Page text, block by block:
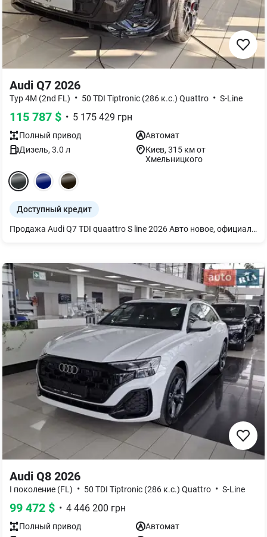
Audi Q7 2026
Typ 4M (2nd FL) • 50 TDI Tiptronic (286 к.с.) Quattro • S-Line
115 787 $ • 5 175 429 грн
Полный привод
Автомат
Дизель, 3.0 л Киев, 315 км от
Хмельницкого
Доступный кредит
Продажа Audi Q7 TDI quaattro S line 2026 Авто новое, официальное Код авто: 398495 ОСНОВНЫЕ ХАРАКТЕРИСТИКИ Цвет кузова: Черный Mythosschwarz Metallic Салон: кожа Valcona, черный серая скала Покров: ткань Панель приборов: черная Декор салона: Карбон Кузов: SUV Двигатель: дизельный MHEV Объем двигателя: 3.0 л Мощность: 286 л.с. Крутящий момент: 600 Нм Привод: полный quattro КПП: 8-ст. Tiptronic Разгон 0–100 км/ч: ~6.1 с Макс. скорость: 241 км/ч Тип топлива: дизель Расход по WLTP: ~7.5 л/100 км Год производства: 2026 Количество мест: 5 ДИНАМИКА И ШАССИ - quattro с самоблокирующимся меж осевым дифференциалом - Audi drive select - Адаптивная пневмоподвеска - Полноценное шасси - Ассистент удержания на линии - Система Start-Stop - Электромеханический усилитель руля СВЕТ И ЭКСТЕРЬЕР - LED матричные фары с лазером - Задние фонари светодиодные OLED - Спортивный пакет S line - Тормозные суппорты красные - Пакет оптический черный plus - Светодиодное освещение зоны посадки - Адаптивные стеклоочистители - Диски черные 6Y-спиц 9,5Jx21, шины 285/40 R21 САЛОН И КОМФОРТ - Спортивные сиденья S line - Вентиляция и массаж передних сидений - Подогрев передних и задних сидений - Руль с подогревом - 4-зонный климат-контроль - Комфортный ключ - Подсветка салона ambient plus - Подлокотники в искусственной коже - Сервопривод закрытия дверей - Рулевая колонка с электроприводом - Солнцезащитные козырьки двойные - Передние сиденья с памятью - Безключевой доступ - Стекло с шумоизоляцией - Панорамная крыша МУЛЬТИМЕДИА И ТЕХНОЛОГИИ - Audi virtual cockpit plus - MMI Navigation plus - Bluetooth интерфейс - Audi smartphone interface - Аудиосистема Bang & Olufsen Premium - Беспроводная зарядка телефона АССИСТЕНТЫ И БЕЗОПАСНОСТЬ - Камеры кругового обзора - Проекционный дисплей - Автоматическая парковка - Ассистент удержания полосы - Audi pre sense front - Адаптивный ассистент водителя - Ассистентом безопасного выхода из автомобиля - Ассистентом контроля поперечного движения сзади ГАРАНТИЯ И УСЛОВИЯ Гарантия на авто: 4 года или 120 000 км Возможен кредит/лизинг (помощь с оформлением)
Audi Q8 2026
I поколение (FL) • 50 TDI Tiptronic (286 к.с.) Quattro • S-Line
99 472 $ • 4 446 200 грн
Полный привод
Автомат